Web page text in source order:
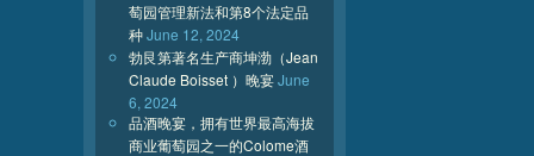
萄园管理新法和第8个法定品
种June 12, 2024
勃艮第著名生产商坤渤（Jean
Claude Boisset ）晚宴June
6, 2024
品酒晚宴，拥有世界最高海拔
商业葡萄园之一的Colome酒